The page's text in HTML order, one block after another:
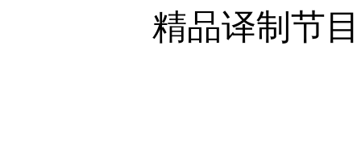
精品译制节